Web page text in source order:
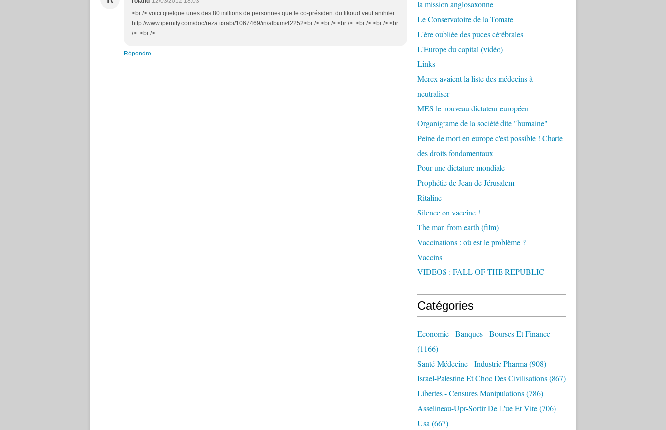
<br /> voici quelque unes des 80 millions de personnes que le co-président du likoud veut anihiler :
http://www.ipernity.com/doc/reza.torabi/1067469/in/album/42252<br /> <br /> <br /> <br /> <br /> <br
/> <br />
Répondre
la mission anglosaxonne
Le Conservatoire de la Tomate
L'ère oubliée des puces cérébrales
L'Europe du capital (vidéo)
Links
Mercx avaient la liste des médecins à
neutraliser
MES le nouveau dictateur européen
Organigrame de la société dite "humaine"
Peine de mort en europe c'est possible ! Charte
des droits fondamentaux
Pour une dictature mondiale
Prophétie de Jean de Jérusalem
Ritaline
Silence on vaccine !
The man from earth (film)
Vaccinations : où est le problème ?
Vaccins
VIDEOS : FALL OF THE REPUBLIC
Catégories
Economie - Banques - Bourses Et Finance
(1166)
Santé-Médecine - Industrie Pharma (908)
Israel-Palestine Et Choc Des Civilisations(867)
Libertes - Censures Manipulations(786)
Asselineau-Upr-Sortir De L'ue Et Vite(706)
Usa (667)